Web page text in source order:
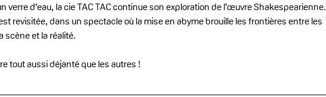
d’eau, la cie TAC TAC continue son exploration de l’œuvre Shakespearienne.
revisitée, dans un spectacle où la mise en abyme brouille les frontières entre les
scène et la réalité.
tout aussi déjanté que les autres !